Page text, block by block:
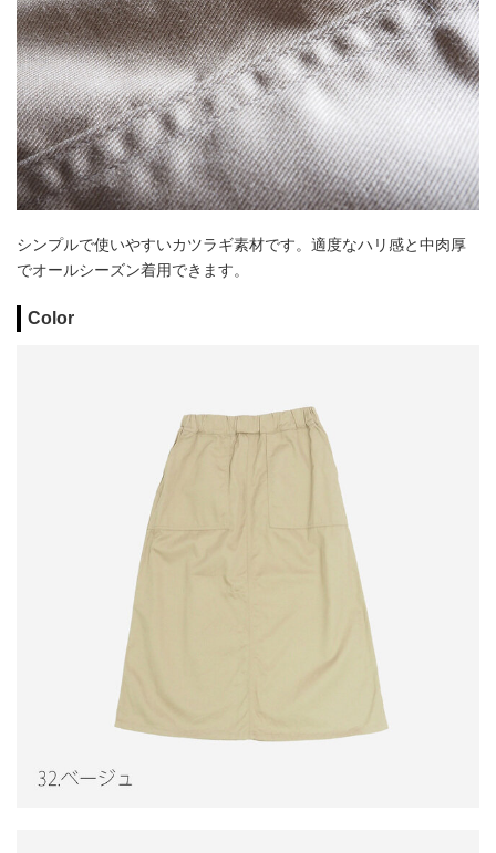
シンプルで使いやすいカツラギ素材です。適度なハリ感と中肉厚
でオールシーズン着用できます。
Color